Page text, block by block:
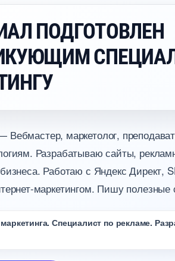
ПОДГОТОВЛЕН
Вебмастер, маркетолог,
Разрабатываю сайты,
Работаю с Яндекс Директ,
маркетингом. Пишу полезные
Специалист по рекламе.